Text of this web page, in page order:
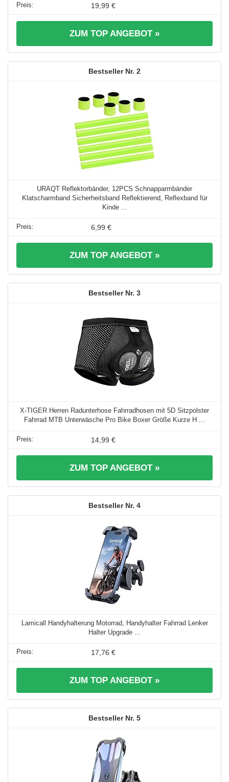
19,99 €
ZUM TOP ANGEBOT »
2
URAQT Reflektorbänder, 12PCS Schnapparmbänder
Klatscharmband Sicherheitsband Reflektierend, Reflexband für
Kinde ...
6,99 €
ZUM TOP ANGEBOT »
3
X-TIGER Herren Radunterhose Fahrradhosen mit 5D Sitzpolster
Fahrrad MTB Unterwäsche Pro Bike Boxer Größe Kurze H ...
14,99 €
ZUM TOP ANGEBOT »
4
Lamicall Handyhalterung Motorrad, Handyhalter Fahrrad Lenker
Halter Upgrade ...
17,76 €
ZUM TOP ANGEBOT »
5